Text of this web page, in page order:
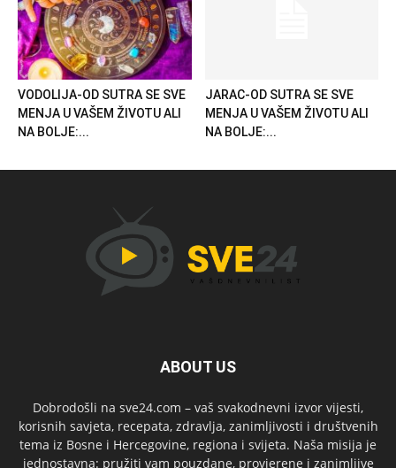
VODOLIJA-OD SUTRA SE SVE
MENJA U VAŠEM ŽIVOTU ALI
NA BOLJE:...
JARAC-OD SUTRA SE SVE
MENJA U VAŠEM ŽIVOTU ALI
NA BOLJE:...
ABOUT US
Dobrodošli na sve24.com – vaš svakodnevni izvor vijesti,
korisnih savjeta, recepata, zdravlja, zanimljivosti i društvenih
tema iz Bosne i Hercegovine, regiona i svijeta. Naša misija je
jednostavna: pružiti vam pouzdane, provjerene i zanimljive